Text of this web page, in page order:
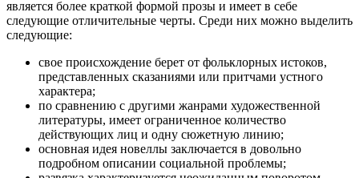
является более краткой формой прозы и имеет в себе
следующие отличительные черты. Среди них можно выделить
следующие:
свое происхождение берет от фольклорных истоков,
представленных сказаниями или притчами устного
характера;
по сравнению с другими жанрами художественной
литературы, имеет ограниченное количество
действующих лиц и одну сюжетную линию;
основная идея новеллы заключается в довольно
подробном описании социальной проблемы;